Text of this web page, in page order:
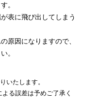
。
表に飛び出してしまう
原因になりますので、
。
いたします。
る誤差は予めご了承く